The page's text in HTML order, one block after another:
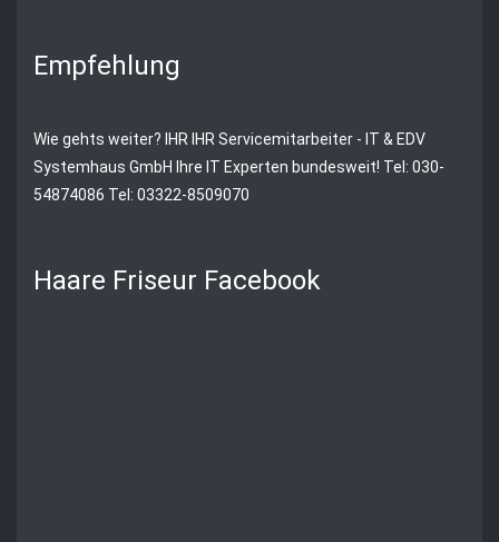
Empfehlung
Wie gehts weiter? IHR IHR Servicemitarbeiter - IT & EDV
Systemhaus GmbH
Ihre IT Experten bundesweit! Tel: 030-
54874086 Tel: 03322-8509070
Haare Friseur Facebook